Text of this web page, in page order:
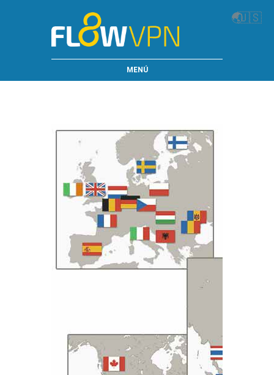
🌏🇺🇸
MENÚ